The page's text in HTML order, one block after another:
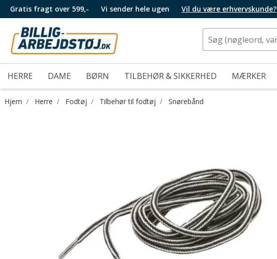
Gratis fragt over 599,- Vi sender hele ugen Vil du være erhvervskunde?
HERRE DAME BØRN TILBEHØR & SIKKERHED MÆRKER
Hjem Herre Fodtøj Tilbehør til fodtøj Snørebånd